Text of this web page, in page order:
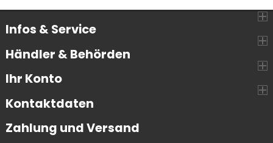
Infos & Service
Händler & Behörden
Ihr Konto
Kontaktdaten
Zahlung und Versand